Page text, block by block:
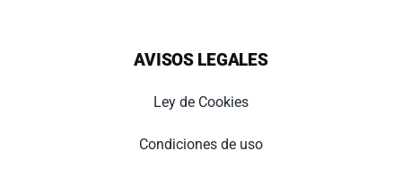
AVISOS LEGALES
Ley de Cookies
Condiciones de uso